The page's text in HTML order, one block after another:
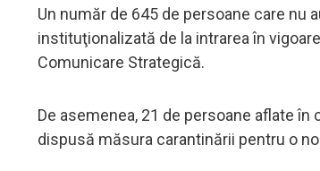
Un număr de 645 de persoane care nu
instituţionalizată de la intrarea în
Comunicare Strategică.
De asemenea, 21 de persoane aflate
dispusă măsura carantinării pentru o